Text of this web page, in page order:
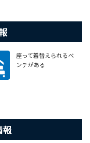
座って着替えられるベ
ンチがある
報